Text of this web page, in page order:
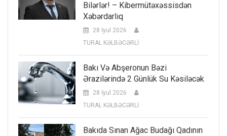
Bilərlər! – Kibermütəxəssisdən
Xəbərdarlıq
28 İyul 2026
TURAL KƏLBƏCƏRLİ
Bakı Və Abşeronun Bəzi
Ərazilərində 2 Günlük Su Kəsiləcək
28 İyul 2026
TURAL KƏLBƏCƏRLİ
Bakıda Sınan Ağac Budağı Qadının